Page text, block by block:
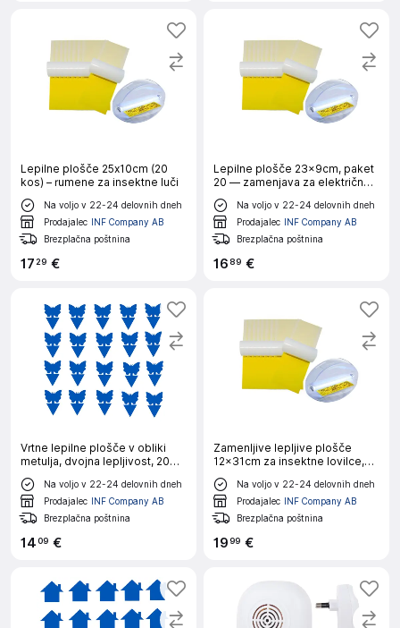
Lepilne plošče 25x10cm (20
kos) – rumene za insektne luči
Na voljo v 22-24 delovnih dneh
Prodajalec INF Company AB
Brezplačna poštnina
17 29 €
Lepilne plošče 23×9cm, paket
20 — zamenjava za električne
pasti
Na voljo v 22-24 delovnih dneh
Prodajalec INF Company AB
Brezplačna poštnina
16 89 €
Vrtne lepilne plošče v obliki
metulja, dvojna lepljivost, 20
kos
Na voljo v 22-24 delovnih dneh
Prodajalec INF Company AB
Brezplačna poštnina
1409 €
Zamenljive lepljive plošče
12×31cm za insektne lovilce,
20 kos
Na voljo v 22-24 delovnih dneh
Prodajalec INF Company AB
Brezplačna poštnina
1999 €